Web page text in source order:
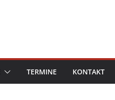
TERMINE KONTAKT